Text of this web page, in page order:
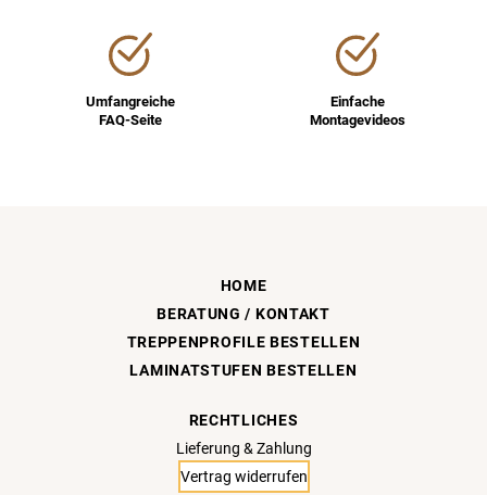
Umfangreiche
FAQ-Seite
Einfache
Montagevideos
HOME
BERATUNG / KONTAKT
TREPPENPROFILE BESTELLEN
LAMINATSTUFEN BESTELLEN
RECHTLICHES
Lieferung & Zahlung
Vertrag widerrufen